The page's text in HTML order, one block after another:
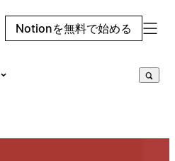
Notionを無料で始める